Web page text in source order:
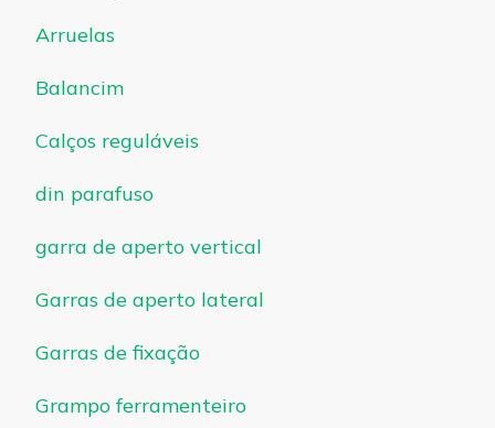
Arruelas
Balancim
Calços reguláveis
din parafuso
garra de aperto vertical
Garras de aperto lateral
Garras de fixação
Grampo ferramenteiro